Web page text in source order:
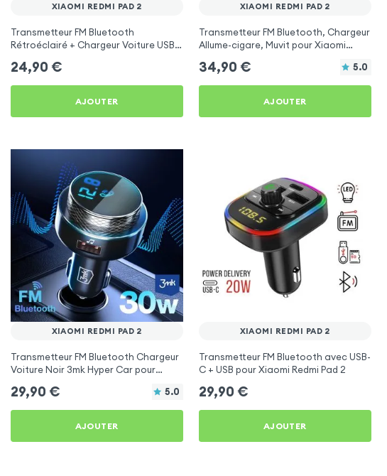
XIAOMI REDMI PAD 2
Transmetteur FM Bluetooth
Rétroéclairé + Chargeur Voiture USB
24,90 €
AJOUTER
XIAOMI REDMI PAD 2
Transmetteur FM Bluetooth, Chargeur
Allume-cigare, Muvit pour Xiaomi
34,90 € 5.0
AJOUTER
XIAOMI REDMI PAD 2
Transmetteur FM Bluetooth Chargeur
Voiture Noir 3mk Hyper Car pour
29,90 € 5.0
AJOUTER
XIAOMI REDMI PAD 2
Transmetteur FM Bluetooth avec USB-
C + USB pour Xiaomi Redmi Pad 2
29,90 €
AJOUTER